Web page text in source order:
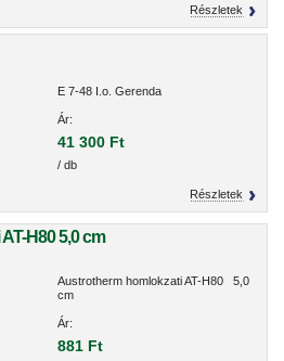
Részletek
E 7-48 I.o. Gerenda
Ár:
41 300 Ft
/ db
Részletek
H80 5,0 cm
Austrotherm homlokzati AT-H80 5,0
cm
Ár:
881 Ft